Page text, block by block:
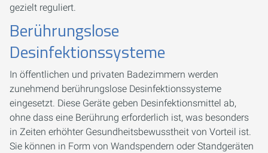
gezielt reguliert.
Berührungslose
Desinfektionssysteme
In öffentlichen und privaten Badezimmern werden
zunehmend berührungslose Desinfektionssysteme
eingesetzt. Diese Geräte geben Desinfektionsmittel ab,
ohne dass eine Berührung erforderlich ist, was besonders
in Zeiten erhöhter Gesundheitsbewusstheit von Vorteil ist.
Sie können in Form von Wandspendern oder Standgeräten